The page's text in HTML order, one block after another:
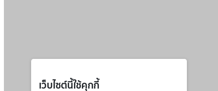
เว็บไซต์นี้ใช้คุกกี้